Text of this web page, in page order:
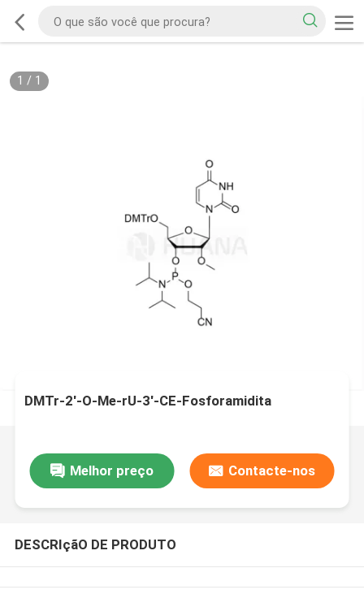
1 / 1
DMTr-2'-O-Me-rU-3'-CE-Fosforamidita
Melhor preço Contacte-nos
DESCRIçãO DE PRODUTO